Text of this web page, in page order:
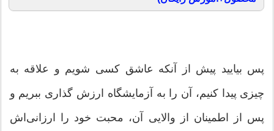
پس بیایید پیش از آنکه عاشق کسی شویم و علاقه به
چیزی پیدا کنیم، آن را به آزمایشگاه ارزش گذاری ببریم و
پس از اطمینان از والایی آن، محبت خود را ارزانی‌اش